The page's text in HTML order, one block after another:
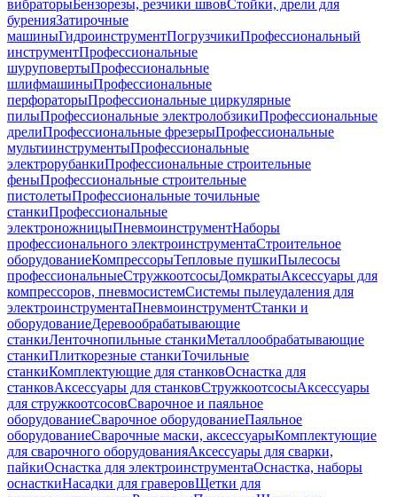
вибраторыБензорезы, резчики швовСтойки, дрели для
буренияЗатирочные
машиныГидроинструментПогрузчикиПрофессиональный
инструментПрофессиональные
шуруповертыПрофессиональные
шлифмашиныПрофессиональные
перфораторыПрофессиональные циркулярные
пилыПрофессиональные электролобзикиПрофессиональные
дрелиПрофессиональные фрезерыПрофессиональные
мультиинструментыПрофессиональные
электрорубанкиПрофессиональные строительные
феныПрофессиональные строительные
пистолетыПрофессиональные точильные
станкиПрофессиональные
электроножницыПневмоинструментНаборы
профессионального электроинструментаСтроительное
оборудованиеКомпрессорыТепловые пушкиПылесосы
профессиональныеСтружкоотсосыДомкратыАксессуары для
компрессоров, пневмосистемСистемы пылеудаления для
электроинструментаПневмоинструментСтанки и
оборудованиеДеревообрабатывающие
станкиЛенточнопильные станкиМеталлообрабатывающие
станкиПлиткорезные станкиТочильные
станкиКомплектующие для станковОснастка для
станковАксессуары для станковСтружкоотсосыАксессуары
для стружкоотсосовСварочное и паяльное
оборудованиеСварочное оборудованиеПаяльное
оборудованиеСварочные маски, аксессуарыКомплектующие
для сварочного оборудованияАксессуары для сварки,
пайкиОснастка для электроинструментаОснастка, наборы
оснасткиНасадки для граверовЩетки для